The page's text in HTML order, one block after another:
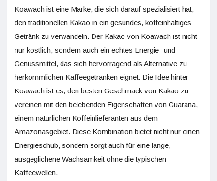
Koawach ist eine Marke, die sich darauf spezialisiert hat,
den traditionellen Kakao in ein gesundes, koffeinhaltiges
Getränk zu verwandeln. Der Kakao von Koawach ist nicht
nur köstlich, sondern auch ein echtes Energie- und
Genussmittel, das sich hervorragend als Alternative zu
herkömmlichen Kaffeegetränken eignet. Die Idee hinter
Koawach ist es, den besten Geschmack von Kakao zu
vereinen mit den belebenden Eigenschaften von Guarana,
einem natürlichen Koffeinlieferanten aus dem
Amazonasgebiet. Diese Kombination bietet nicht nur einen
Energieschub, sondern sorgt auch für eine lange,
ausgeglichene Wachsamkeit ohne die typischen
Kaffeewellen.